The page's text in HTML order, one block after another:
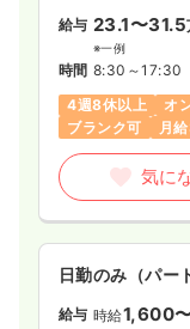
給与 23.1〜31.5
※一例
時間 8:30～17:30
4週8休以上
オ
ブランク可
月
気に
日勤のみ（パー
給与 時給1,600